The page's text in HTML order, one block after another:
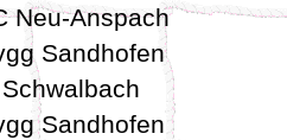
Neu-Anspach
Sandhofen
Sandhofen